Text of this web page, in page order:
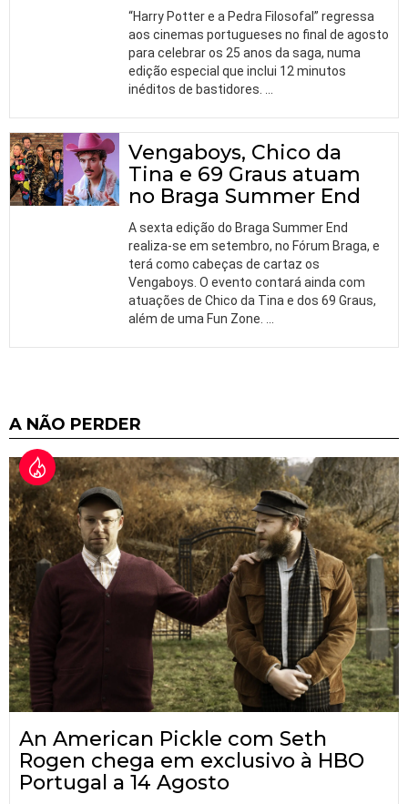
“Harry Potter e a Pedra Filosofal” regressa
aos cinemas portugueses no final de agosto
para celebrar os 25 anos da saga, numa
edição especial que inclui 12 minutos
inéditos de bastidores.
Vengaboys, Chico da
Tina e 69 Graus atuam
no Braga Summer End
A sexta edição do Braga Summer End
realiza-se em setembro, no Fórum Braga, e
terá como cabeças de cartaz os
Vengaboys. O evento contará ainda com
atuações de Chico da Tina e dos 69 Graus,
além de uma Fun Zone.
A NÃO PERDER
An American Pickle com Seth
Rogen chega em exclusivo à HBO
Portugal a 14 Agosto